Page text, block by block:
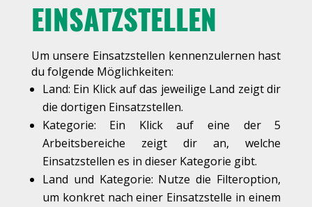
EINSATZSTELLEN
Um unsere Einsatzstellen kennenzulernen hast
du folgende Möglichkeiten:
Land: Ein Klick auf das jeweilige Land zeigt dir
die dortigen Einsatzstellen.
Kategorie: Ein Klick auf eine der 5
Arbeitsbereiche zeigt dir an, welche
Einsatzstellen es in dieser Kategorie gibt.
Land und Kategorie: Nutze die Filteroption,
um konkret nach einer Einsatzstelle in einem